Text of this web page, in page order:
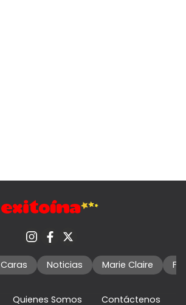
Caras Noticias Marie Claire
Quienes Somos Contáctenos